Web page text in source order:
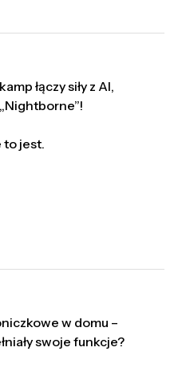
łączy siły z AI,
to jest.
w domu –
swoje funkcje?